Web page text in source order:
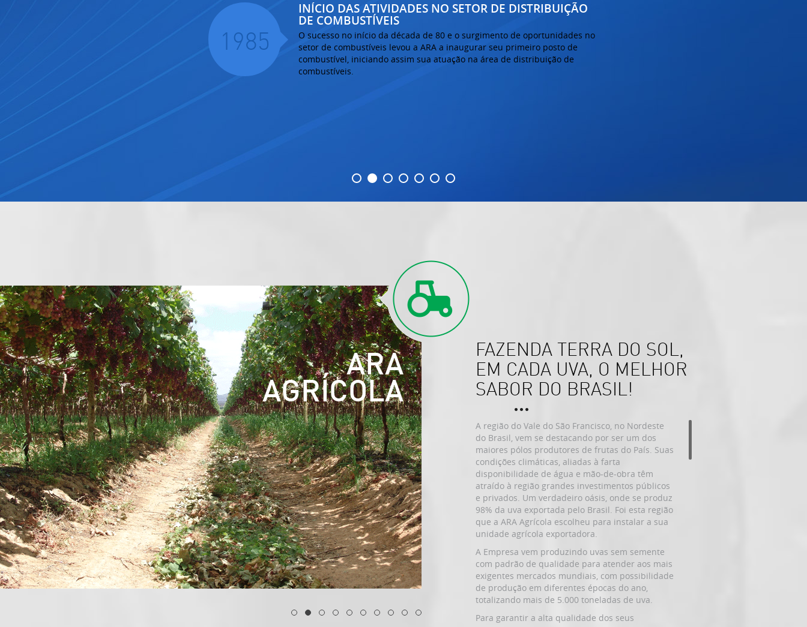
1985
INÍCIO DAS ATIVIDADES NO SETOR DE DISTRIBUIÇÃO
DE COMBUSTÍVEIS
O sucesso no início da década de 80 e o surgimento de oportunidades no
setor de combustíveis levou a ARA a inaugurar seu primeiro posto de
combustível, iniciando assim sua atuação na área de distribuição de
combustíveis.
FAZENDA TERRA DO SOL,
EM CADA UVA, O MELHOR
SABOR DO BRASIL!
A região do Vale do São Francisco, no Nordeste
do Brasil, vem se destacando por ser um dos
maiores pólos produtores de frutas do País. Suas
condições climáticas, aliadas à farta
disponibilidade de água e mão-de-obra têm
atraído à região grandes investimentos públicos
e privados. Um verdadeiro oásis, onde se produz
98% da uva exportada pelo Brasil. Foi esta região
que a ARA Agrícola escolheu para instalar a sua
unidade agrícola exportadora.
A Empresa vem produzindo uvas sem semente
com padrão de qualidade para atender aos mais
exigentes mercados mundiais, com possibilidade
de produção em diferentes épocas do ano,
totalizando mais de 5.000 toneladas de uva.
Para garantir a alta qualidade dos seus